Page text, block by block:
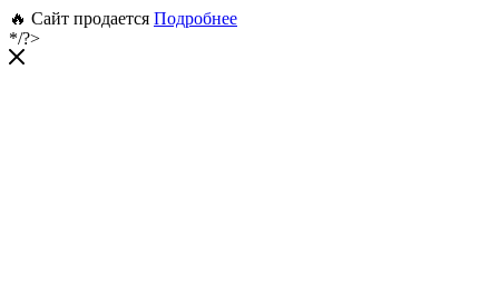
🔥 Сайт продается Подробнее
*/?>